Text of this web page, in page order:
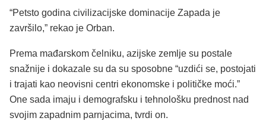
“Petsto godina civilizacijske dominacije Zapada je
završilo,” rekao je Orban.
Prema mađarskom čelniku, azijske zemlje su postale
snažnije i dokazale su da su sposobne “uzdići se, postojati
i trajati kao neovisni centri ekonomske i političke moći.”
One sada imaju i demografsku i tehnološku prednost nad
svojim zapadnim parnjacima, tvrdi on.